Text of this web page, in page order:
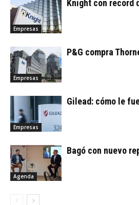
Empresas
Knight con record
Empresas
P&G compra
Empresas
Gilead: cómo le
Agenda
Bagó con nuevo